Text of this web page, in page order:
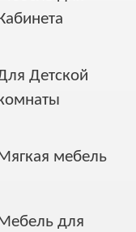
Кабинета
Детской
Мягкая мебель
Мебель для